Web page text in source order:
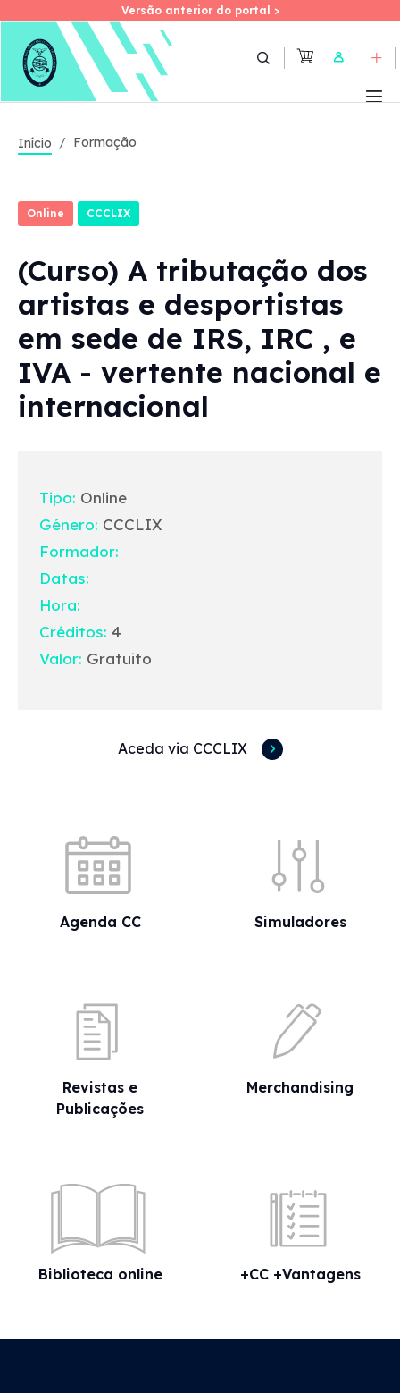
Skip
Versão anterior do portal >
Versão anterior do portal >
User
Início Formação
Online CCCLIX
(Curso) A tributação dos
artistas e desportistas
em sede de IRS, IRC , e
IVA - vertente nacional e
internacional
Tipo: Online
Género: CCCLIX
Formador:
Datas:
Hora:
Créditos: 4
Valor: Gratuito
Aceda via CCCLIX
Agenda CC Simuladores
Revistas e
Publicações
Merchandising
Biblioteca online +CC +Vantagens